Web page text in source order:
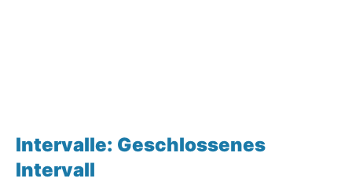
Intervalle: Geschlossenes
Intervall